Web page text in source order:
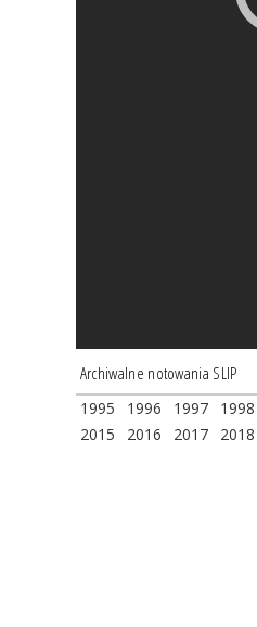
Archiwalne notowania SLIP
1995 1996 1997 1998
2015
2016 2017 2018